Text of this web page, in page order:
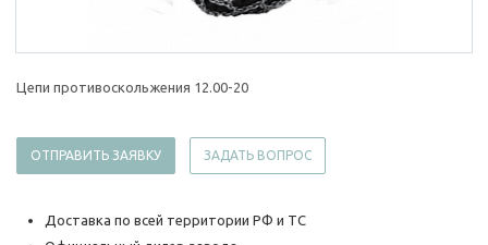
Цепи противоскольжения 12.00-20
ОТПРАВИТЬ ЗАЯВКУ ЗАДАТЬ ВОПРОС
Доставка по всей территории РФ и ТС